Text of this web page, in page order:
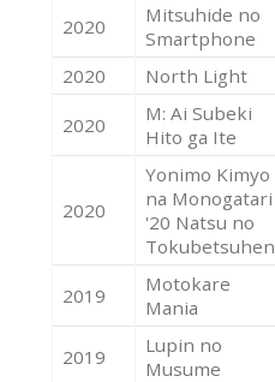
2020
Mitsuhide no
Smartphone
2020 North Light
2020
M: Ai Subeki
Hito ga Ite
2020
Yonimo Kimyo
na Monogatari
'20 Natsu no
Tokubetsuhen
2019
Motokare
Mania
2019
Lupin no
Musume